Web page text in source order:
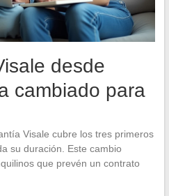
desde
cambiado para
Visale cubre los tres primeros
su duración. Este cambio
que prevén un contrato